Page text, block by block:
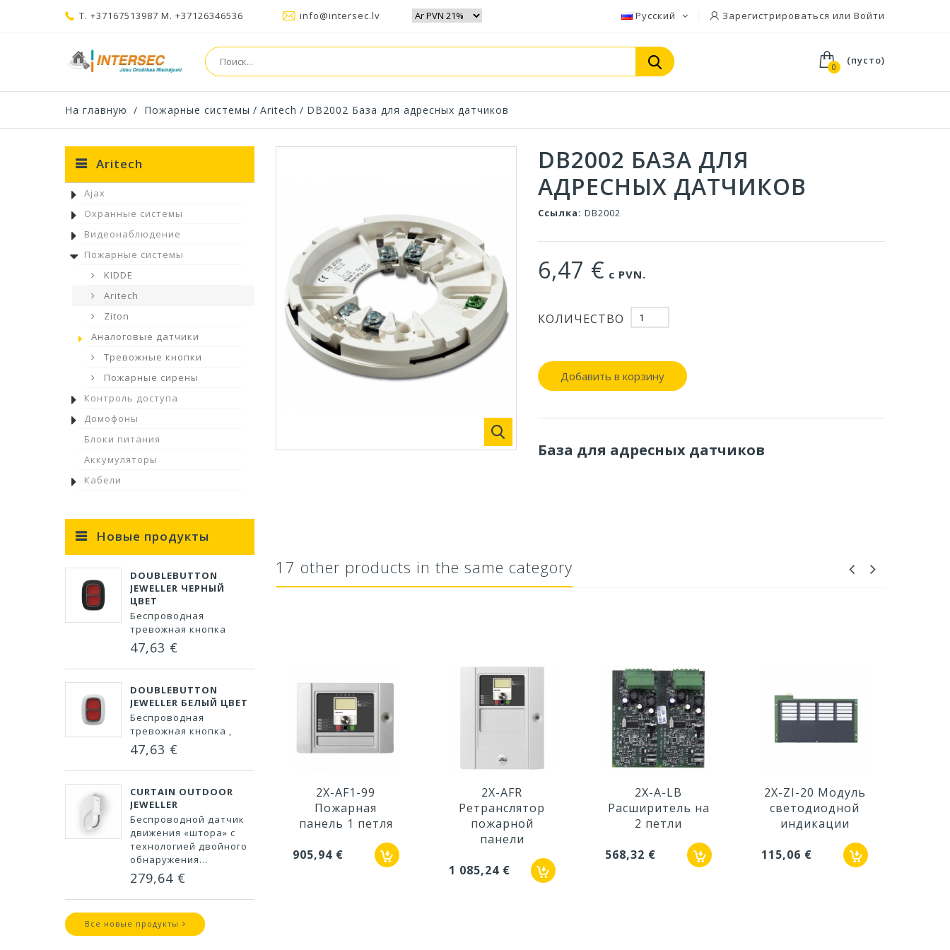
Зарегистрироваться или Войти
Русский
T. +37167513987 M. +37126346536 info@intersec.lv
0
(пусто)
На главную / Пожарные системы / Aritech / DB2002 База для адресных датчиков
Aritech
Ajax
Охранные системы
Видеонаблюдение
Пожарные системы
KIDDE
Aritech
Ziton
Аналоговые датчики
Тревожные кнопки
Пожарные сирены
Контроль доступа
Домофоны
Блоки питания
Аккумуляторы
Кабели
Новые продукты
DOUBLEBUTTON
JEWELLER ЧЕРНЫЙ
ЦВЕТ
Беспроводная
тревожная кнопка
47,63 €
DOUBLEBUTTON
JEWELLER БЕЛЫЙ ЦВЕТ
Беспроводная
тревожная кнопка ,
47,63 €
CURTAIN OUTDOOR
JEWELLER
Беспроводной датчик
движения «штора» с
технологией двойного
обнаружения...
279,64 €
Все новые продукты
DB2002 БАЗА ДЛЯ
АДРЕСНЫХ ДАТЧИКОВ
Ссылка: DB2002
6,47 € с PVN.
КОЛИЧЕСТВО
Добавить в корзину
База для адресных датчиков
17 other products in the same category
2X-AF1-99
Пожарная
панель 1 петля
905,94 €
2X-AFR
Ретранслятор
пожарной
панели
1 085,24 €
2X-A-LB
Расширитель на
2 петли
568,32 €
2X-ZI-20 Модуль
светодиодной
индикации
115,06 €